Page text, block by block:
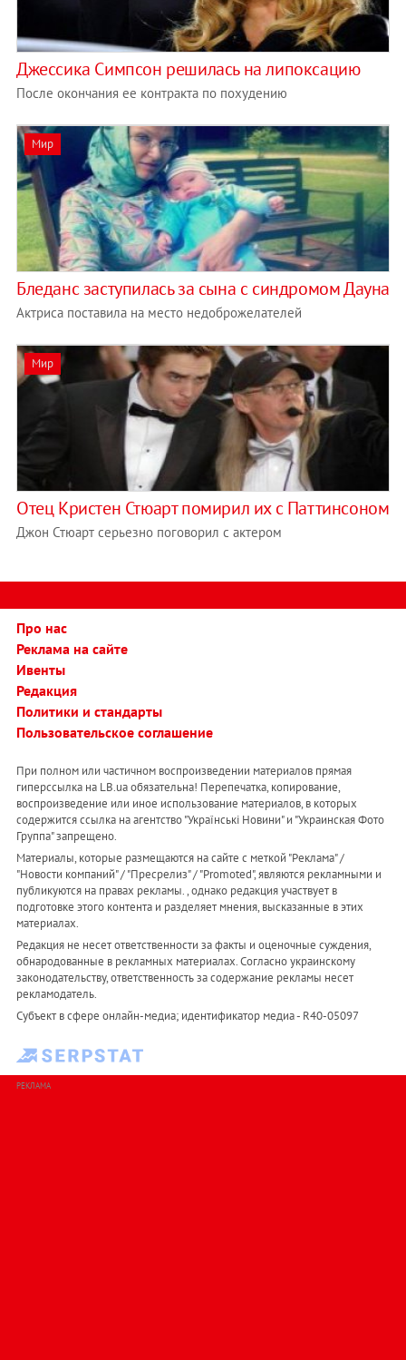
Джессика Симпсон решилась на липоксацию
После окончания ее контракта по похудению
Мир
Бледанс заступилась за сына с синдромом Дауна
Актриса поставила на место недоброжелателей
Мир
Отец Кристен Стюарт помирил их с Паттинсоном
Джон Стюарт серьезно поговорил с актером
Про нас
Реклама на сайте
Ивенты
Редакция
Политики и стандарты
Пользовательское соглашение
При полном или частичном воспроизведении материалов прямая
гиперссылка на LB.ua обязательна! Перепечатка, копирование,
воспроизведение или иное использование материалов, в которых
содержится ссылка на агентство "Українськi Новини" и "Украинская Фото
Группа" запрещено.
Материалы, которые размещаются на сайте с меткой "Реклама" /
"Новости компаний" / "Пресрелиз" / "Promoted", являются рекламными и
публикуются на правах рекламы. , однако редакция участвует в
подготовке этого контента и разделяет мнения, высказанные в этих
материалах.
Редакция не несет ответственности за факты и оценочные суждения,
обнародованные в рекламных материалах. Согласно украинскому
законодательству, ответственность за содержание рекламы несет
рекламодатель.
Субъект в сфере онлайн-медиа; идентификатор медиа - R40-05097
РЕКЛАМА